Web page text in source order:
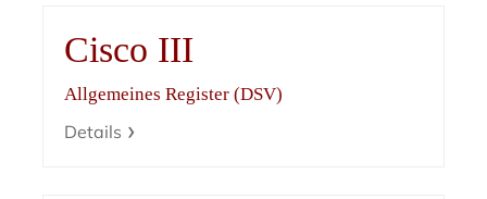
Cisco III
Allgemeines Register (DSV)
Details